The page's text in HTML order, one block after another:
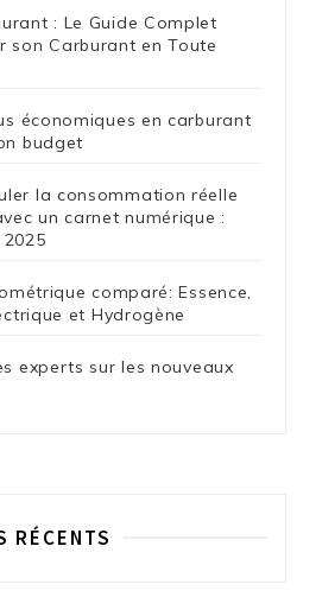
: Le Guide Complet
son Carburant en Toute
économiques en carburant
budget
la consommation réelle
un carnet numérique :
comparé: Essence,
et Hydrogène
experts sur les nouveaux
RÉCENTS